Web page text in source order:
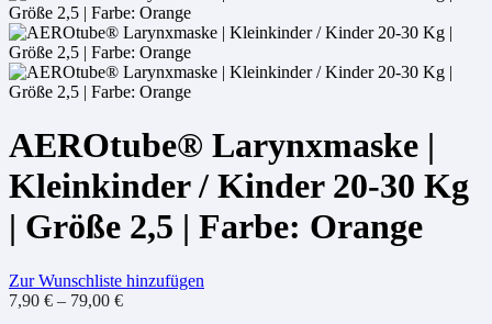
AEROtube® Larynxmaske |
Kleinkinder / Kinder 20-30 Kg
| Größe 2,5 | Farbe: Orange
Zur Wunschliste hinzufügen
7,90 € – 79,00 €